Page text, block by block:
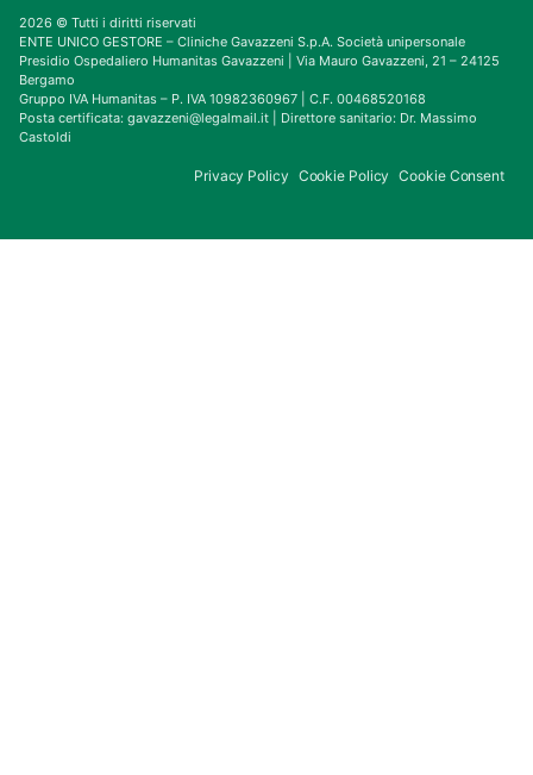
2026 © Tutti i diritti riservati
ENTE UNICO GESTORE – Cliniche Gavazzeni S.p.A. Società unipersonale
Presidio Ospedaliero Humanitas Gavazzeni | Via Mauro Gavazzeni, 21 – 24125
Bergamo
Gruppo IVA Humanitas – P. IVA 10982360967 | C.F. 00468520168
Posta certificata: gavazzeni@legalmail.it | Direttore sanitario: Dr. Massimo
Castoldi
Privacy Policy Cookie Policy Cookie Consent